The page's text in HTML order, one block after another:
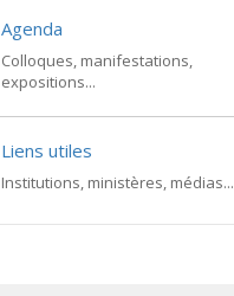
Agenda
Colloques, manifestations,
expositions...
Liens utiles
Institutions, ministères, médias...